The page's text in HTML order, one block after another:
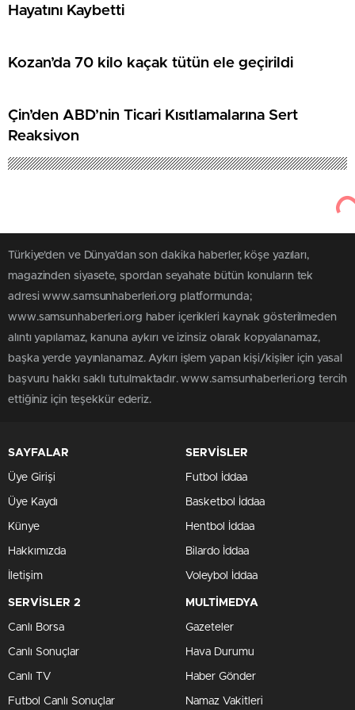
Hayatını Kaybetti
Kozan’da 70 kilo kaçak tütün ele geçirildi
Çin’den ABD’nin Ticari Kısıtlamalarına Sert
Reaksiyon
Türkiye'den ve Dünya’dan son dakika haberler, köşe yazıları,
magazinden siyasete, spordan seyahate bütün konuların tek
adresi www.samsunhaberleri.org platformunda;
www.samsunhaberleri.org haber içerikleri kaynak gösterilmeden
alıntı yapılamaz, kanuna aykırı ve izinsiz olarak kopyalanamaz,
başka yerde yayınlanamaz. Aykırı işlem yapan kişi/kişiler için yasal
başvuru hakkı saklı tutulmaktadır. www.samsunhaberleri.org tercih
ettiğiniz için teşekkür ederiz.
SAYFALAR
Üye Girişi
Üye Kaydı
Künye
Hakkımızda
İletişim
SERVİSLER
Futbol İddaa
Basketbol İddaa
Hentbol İddaa
Bilardo İddaa
Voleybol İddaa
SERVİSLER 2
Canlı Borsa
Canlı Sonuçlar
Canlı TV
Futbol Canlı Sonuçlar
MULTİMEDYA
Gazeteler
Hava Durumu
Haber Gönder
Namaz Vakitleri